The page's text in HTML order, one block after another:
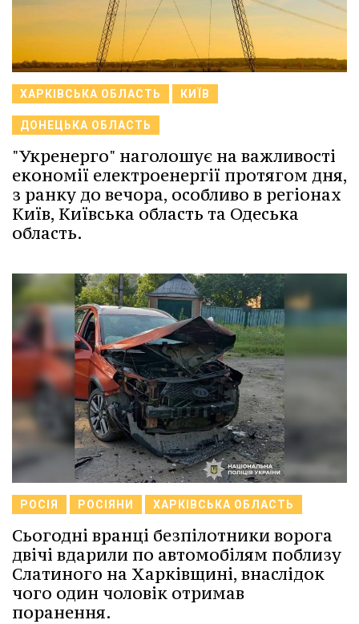
ХАРКІВСЬКА ОБЛАСТЬ КИЇВ
ДОНЕЦЬКА ОБЛАСТЬ
"Укренерго" наголошує на важливості
економії електроенергії протягом дня,
з ранку до вечора, особливо в регіонах
Київ, Київська область та Одеська
область.
РОСІЯ РОСІЯНИ ХАРКІВСЬКА ОБЛАСТЬ
Сьогодні вранці безпілотники ворога
двічі вдарили по автомобілям поблизу
Слатиного на Харківщині, внаслідок
чого один чоловік отримав
поранення.